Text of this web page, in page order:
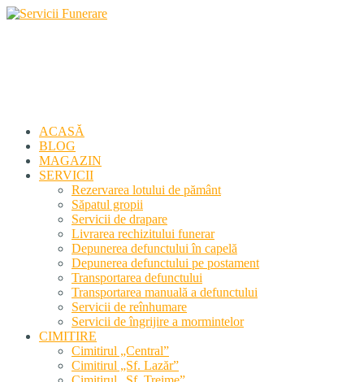
ACASĂ
BLOG
MAGAZIN
SERVICII
Rezervarea lotului de pământ
Săpatul gropii
Servicii de drapare
Livrarea rechizitului funerar
Depunerea defunctului în capelă
Depunerea defunctului pe postament
Transportarea defunctului
Transportarea manuală a defunctului
Servicii de reînhumare
Servicii de îngrijire a mormintelor
CIMITIRE
Cimitirul „Central”
Cimitirul „Sf. Lazăr”